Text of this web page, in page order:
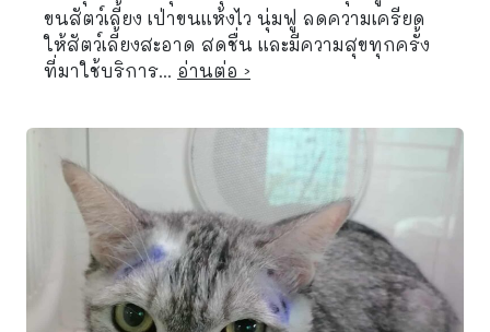
ขนสัตว์เลี้ยง เป่าขนแห้งไว นุ่มฟู ลดความเครียด
ให้สัตว์เลี้ยงสะอาด สดชื่น และมีความสุขทุกครั้ง
ที่มาใช้บริการ... อ่านต่อ ›